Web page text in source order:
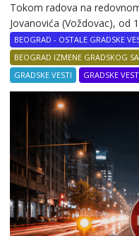
Tokom radova na
Jovanovića (Voždovac), od
BEOGRAD - OSTALE GRADSKE
BEOGRAD IZMENE GRADSKOG
GRADSKE VESTI
GRADSKE